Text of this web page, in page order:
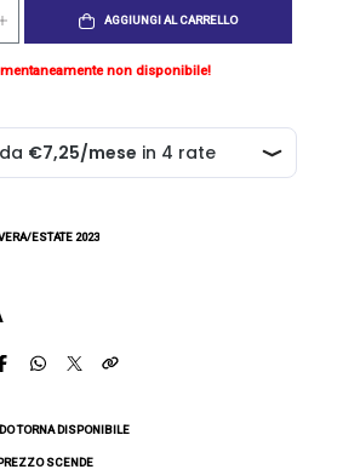
AGGIUNGI AL CARRELLO
non disponibile!
ESTATE 2023
TORNA DISPONIBILE
SCENDE